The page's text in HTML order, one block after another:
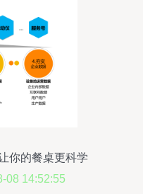
你的餐桌更科学
08 14:52:55